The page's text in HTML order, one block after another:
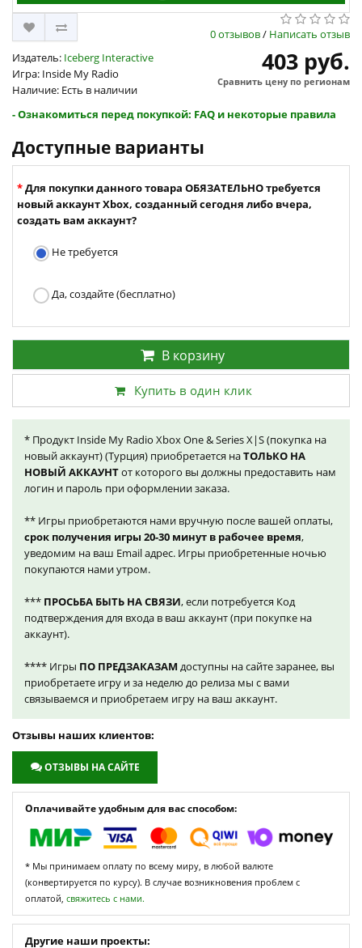
0 отзывов/ Написать отзыв
Издатель: Iceberg Interactive
Игра: Inside My Radio
Наличие: Есть в наличии
403 руб.
Сравнить цену по регионам
- Ознакомиться перед покупкой: FAQ и некоторые правила
Доступные варианты
Для покупки данного товара ОБЯЗАТЕЛЬНО требуется
новый аккаунт Xbox, созданный сегодня либо вчера,
создать вам аккаунт?
Не требуется
Да, создайте (бесплатно)
В корзину
Купить в один клик
* Продукт Inside My Radio Xbox One & Series X|S (покупка на
новый аккаунт) (Турция) приобретается наТОЛЬКО НА
НОВЫЙ АККАУНТот которого вы должны предоставить нам
логин и пароль при оформлении заказа.
** Игры приобретаются нами вручную после вашей оплаты,
срок получения игры 20-30 минут в рабочее время,
уведомим на ваш Email адрес. Игры приобретенные ночью
покупаются нами утром.
*** ПРОСЬБА БЫТЬ НА СВЯЗИ, если потребуется Код
подтверждения для входа в ваш аккаунт (при покупке на
аккаунт).
**** Игры ПО ПРЕДЗАКАЗАМ доступны на сайте заранее, вы
приобретаете игру и за неделю до релиза мы с вами
связываемся и приобретаем игру на ваш аккаунт.
Отзывы наших клиентов:
ОТЗЫВЫ НА САЙТЕ
Оплачивайте удобным для вас способом:
* Мы принимаем оплату по всему миру, в любой валюте
(конвертируется по курсу). В случае возникновения проблем с
оплатой, свяжитесь с нами.
Другие наши проекты: